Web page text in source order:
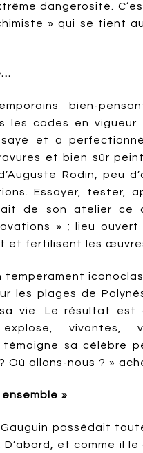
dangerosité.
» qui se tient
bien-
les codes en vigueur
et a
et bien sûr
Rodin, peu
Essayer, tester,
de son atelier ce
» ; lieu
et fertilisent les
tempérament
les plages de
vie. Le résultat est
vivantes,
sa célèbre
Où allons-nous ? »
»
possédait
et comme il